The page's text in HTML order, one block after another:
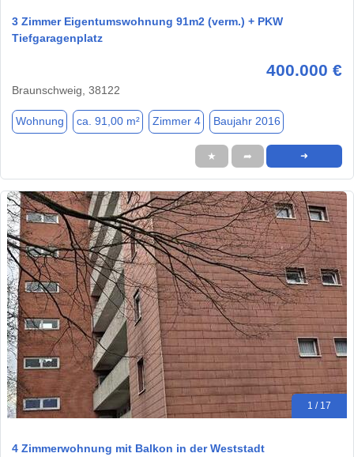
3 Zimmer Eigentumswohnung 91m2 (verm.) + PKW
Tiefgaragenplatz
400.000 €
Braunschweig, 38122
Wohnung ca. 91,00 m² Zimmer 4 Baujahr 2016
★ ➦ ➜
1 / 17
4 Zimmerwohnung mit Balkon in der Weststadt